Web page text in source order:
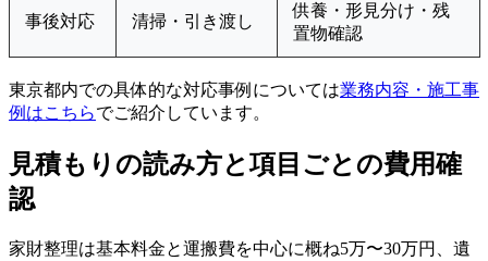
事後対応 清掃・引き渡し
供養・形見分け・残
置物確認
東京都内での具体的な対応事例については業務内容・施工事
例はこちらでご紹介しています。
見積もりの読み方と項目ごとの費用確
認
家財整理は基本料金と運搬費を中心に概ね5万〜30万円、遺